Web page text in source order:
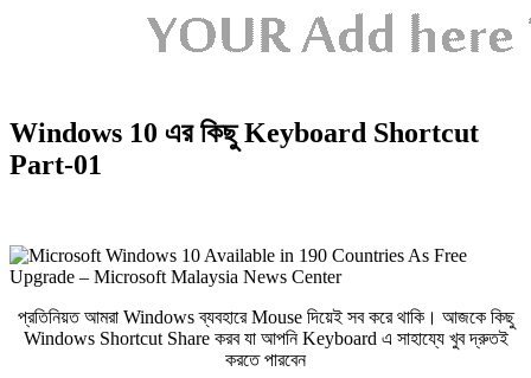
Windows 10 এর কিছু Keyboard Shortcut
Part-01
প্রতিনিয়ত আমরা Windows ব্যবহারে Mouse দিয়েই সব করে থাকি। আজকে কিছু
Windows Shortcut Share করব যা আপনি Keyboard এ সাহায্যে খুব দ্রুতই
করতে পারবেন